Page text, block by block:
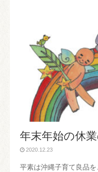
年末年始の休
2020.12.23
平素は沖縄子育て良品